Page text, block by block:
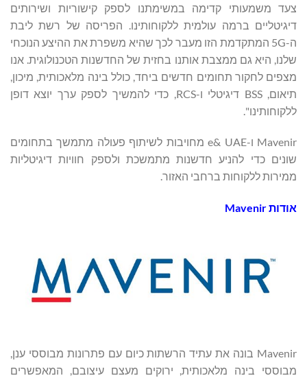
צעד משמעותי קדימה במשימתנו לספק קישוריות ושירותים
דיגיטליים ברמה עולמית ללקוחותינו. הפריסה של רשת ליבת
ה-5G המתקדמת הזו מעבר לכך שהיא משפרת את ההיצע הנוכחי
שלנו, היא גם ממצבת אותנו בחזית של החדשנות הטכנולוגית. אנו
מצפים לחקור תחומים חדשים ביחד, כולל בינה מלאכותית, מיכון,
תיאום, BSS דיגיטלי ו-RCS, כדי להמשיך לספק ערך יוצא דופן
ללקוחותינו".
Mavenir ו-e& UAE מחויבות לשיתוף פעולה מתמשך בתחומים
שונים כדי להניע חדשנות מתמשכת ולספק חוויות דיגיטליות
ממירות ללקוחות ברחבי האזור.
אודותMavenir
Mavenir בונה את עתיד הרשתות כיום עם פתרונות מבוססי ענן,
מבוססי בינה מלאכותית, ירוקים מעצם עיצובם, המאפשרים